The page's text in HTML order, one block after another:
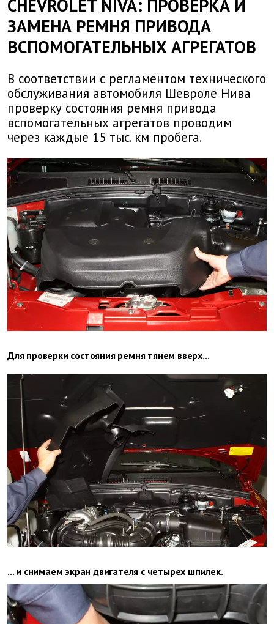
СHEVROLET NIVA: ПРОВЕРКА И
ЗАМЕНА РЕМНЯ ПРИВОДА
ВСПОМОГАТЕЛЬНЫХ АГРЕГАТОВ
В соответствии с регламентом технического
обслуживания автомобиля Шевроле Нива
проверку состояния ремня привода
вспомогательных агрегатов проводим
через каждые 15 тыс. км пробега.
Для проверки состояния ремня тянем вверх...
... и снимаем экран двигателя с четырех шпилек.